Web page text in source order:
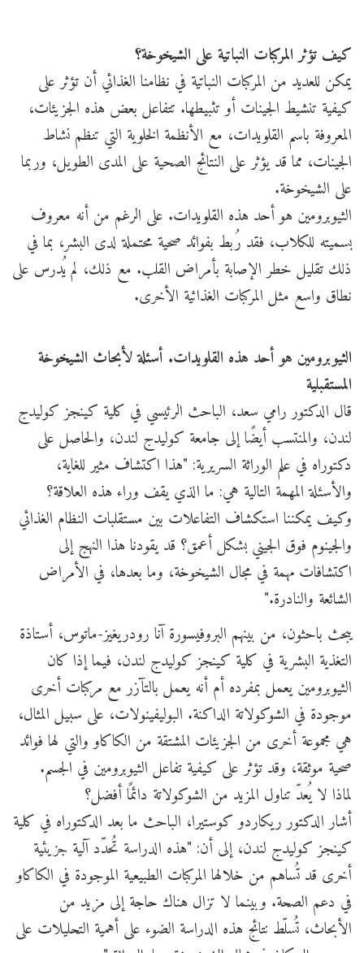
كيف تؤثر المركبات النباتية على الشيخوخة؟
يمكن للعديد من المركبات النباتية في نظامنا الغذائي أن تؤثر على
كيفية تنشيط الجينات أو تثبيطها. تتفاعل بعض هذه الجزيئات،
المعروفة باسم القلويدات، مع الأنظمة الخلوية التي تنظم نشاط
الجينات، مما قد يؤثر على النتائج الصحية على المدى الطويل، وربما
على الشيخوخة.
الثيوبرومين هو أحد هذه القلويدات. على الرغم من أنه معروف
بسميته للكلاب، فقد رُبط بفوائد صحية محتملة لدى البشر، بما في
ذلك تقليل خطر الإصابة بأمراض القلب. مع ذلك، لم يُدرس على
نطاق واسع مثل المركبات الغذائية الأخرى.
الثيوبرومين هو أحد هذه القلويدات. أسئلة لأبحاث الشيخوخة
المستقبلية
قال الدكتور رامي سعد، الباحث الرئيسي في كلية كينجز كوليدج
لندن، والمنتسب أيضًا إلى جامعة كوليدج لندن، والحاصل على
دكتوراه في علم الوراثة السريرية: "هذا اكتشاف مثير للغاية،
والأسئلة المهمة التالية هي: ما الذي يقف وراء هذه العلاقة؟
وكيف يمكننا استكشاف التفاعلات بين مستقلبات النظام الغذائي
والجينوم فوق الجيني بشكل أعمق؟ قد يقودنا هذا النهج إلى
اكتشافات مهمة في مجال الشيخوخة، وما بعدها، في الأمراض
الشائعة والنادرة."
يبحث باحثون، من بينهم البروفيسورة آنا رودريغيز-ماتوس، أستاذة
التغذية البشرية في كلية كينجز كوليدج لندن، فيما إذا كان
الثيوبرومين يعمل بمفرده أم أنه يعمل بالتآزر مع مركبات أخرى
موجودة في الشوكولاتة الداكنة. البوليفينولات، على سبيل المثال،
هي مجموعة أخرى من الجزيئات المشتقة من الكاكاو والتي لها فوائد
صحية موثقة، وقد تؤثر على كيفية تفاعل الثيوبرومين في الجسم.
لماذا لا يُعدّ تناول المزيد من الشوكولاتة دائمًا أفضل؟
أشار الدكتور ريكاردو كوستيرا، الباحث ما بعد الدكتوراه في كلية
كينجز كوليدج لندن، إلى أن: "هذه الدراسة تُحدّد آلية جزيئية
أخرى قد تُساهم من خلالها المركبات الطبيعية الموجودة في الكاكاو
في دعم الصحة. وبينما لا تزال هناك حاجة إلى مزيد من
الأبحاث، تُسلّط نتائج هذه الدراسة الضوء على أهمية التحليلات على